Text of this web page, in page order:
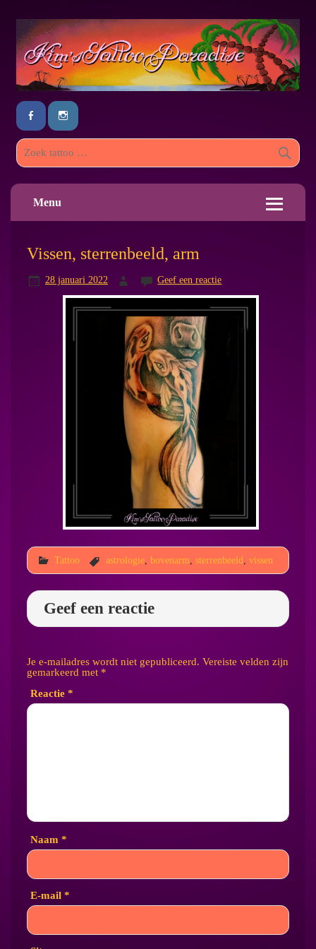
Menu
Vissen, sterrenbeeld, arm
28 januari 2022 Geef een reactie
Tattoo astrologie, bovenarm sterrenbeeld vissen
Geef een reactie
Je e-mailadres wordt niet gepubliceerd. Vereiste velden zijn
gemarkeerd met *
Reactie *
Naam *
E-mail *